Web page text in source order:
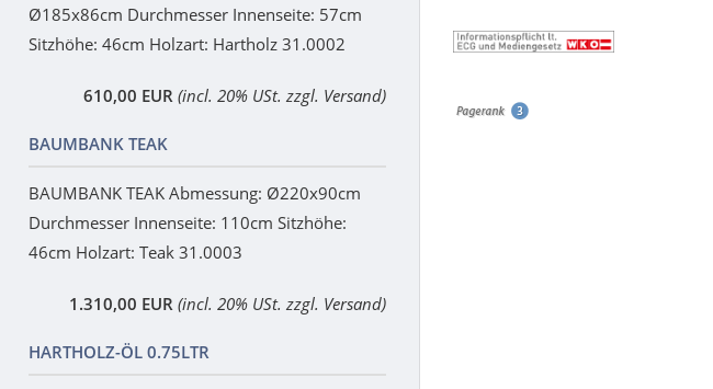
Ø185x86cm Durchmesser Innenseite: 57cm
Sitzhöhe: 46cm Holzart: Hartholz 31.0002
610,00 EUR (incl. 20% USt. zzgl. Versand)
BAUMBANK TEAK
BAUMBANK TEAK Abmessung: Ø220x90cm
Durchmesser Innenseite: 110cm Sitzhöhe:
46cm Holzart: Teak 31.0003
1.310,00 EUR (incl. 20% USt. zzgl. Versand)
HARTHOLZ-ÖL 0.75LTR